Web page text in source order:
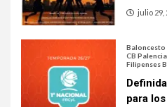
julio 29,
CB Palencia
Filipenses
para